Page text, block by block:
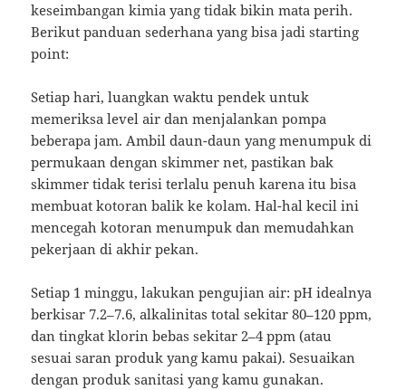
keseimbangan kimia yang tidak bikin mata perih.
Berikut panduan sederhana yang bisa jadi starting
point:
Setiap hari, luangkan waktu pendek untuk
memeriksa level air dan menjalankan pompa
beberapa jam. Ambil daun-daun yang menumpuk di
permukaan dengan skimmer net, pastikan bak
skimmer tidak terisi terlalu penuh karena itu bisa
membuat kotoran balik ke kolam. Hal-hal kecil ini
mencegah kotoran menumpuk dan memudahkan
pekerjaan di akhir pekan.
Setiap 1 minggu, lakukan pengujian air: pH idealnya
berkisar 7.2–7.6, alkalinitas total sekitar 80–120 ppm,
dan tingkat klorin bebas sekitar 2–4 ppm (atau
sesuai saran produk yang kamu pakai). Sesuaikan
dengan produk sanitasi yang kamu gunakan.